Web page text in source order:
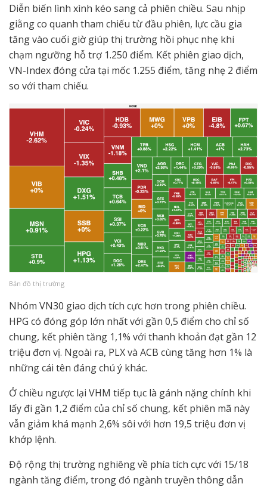
Diễn biến lình xình kéo sang cả phiên chiều. Sau nhịp
giằng co quanh tham chiếu từ đầu phiên, lực cầu gia
tăng vào cuối giờ giúp thị trường hồi phục nhẹ khi
chạm ngưỡng hỗ trợ 1.250 điểm. Kết phiên giao dịch,
VN-Index đóng cửa tại mốc 1.255 điểm, tăng nhẹ 2 điểm
so với tham chiếu.
Bản đồ thị trường
Nhóm VN30 giao dịch tích cực hơn trong phiên chiều.
HPG có đóng góp lớn nhất với gần 0,5 điểm cho chỉ số
chung, kết phiên tăng 1,1% với thanh khoản đạt gần 12
triệu đơn vị. Ngoài ra, PLX và ACB cùng tăng hơn 1% là
những cái tên đáng chú ý khác.
Ở chiều ngược lại VHM tiếp tục là gánh nặng chính khi
lấy đi gần 1,2 điểm của chỉ số chung, kết phiên mã này
vẫn giảm khá mạnh 2,6% sôi với hơn 19,5 triệu đơn vị
khớp lệnh.
Độ rộng thị trường nghiêng về phía tích cực với 15/18
ngành tăng điểm, trong đó ngành truyền thông dẫn